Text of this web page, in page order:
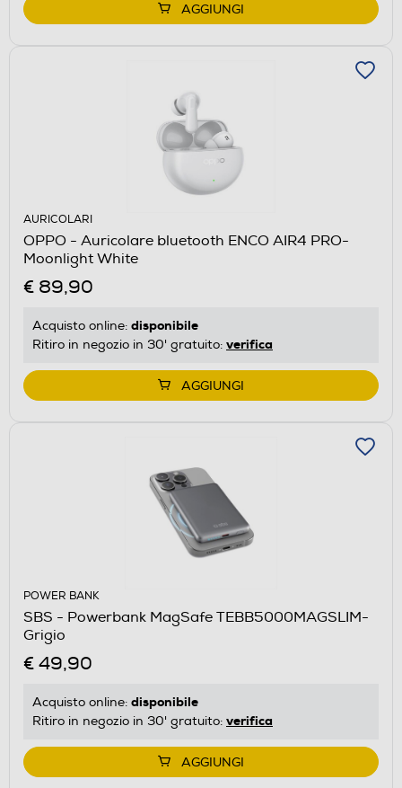
AGGIUNGI
AURICOLARI
OPPO - Auricolare bluetooth ENCO AIR4 PRO-
Moonlight White
€ 89,90
Acquisto online: disponibile
Ritiro in negozio in 30' gratuito: verifica
AGGIUNGI
POWER BANK
SBS - Powerbank MagSafe TEBB5000MAGSLIM-
Grigio
€ 49,90
Acquisto online: disponibile
Ritiro in negozio in 30' gratuito: verifica
AGGIUNGI